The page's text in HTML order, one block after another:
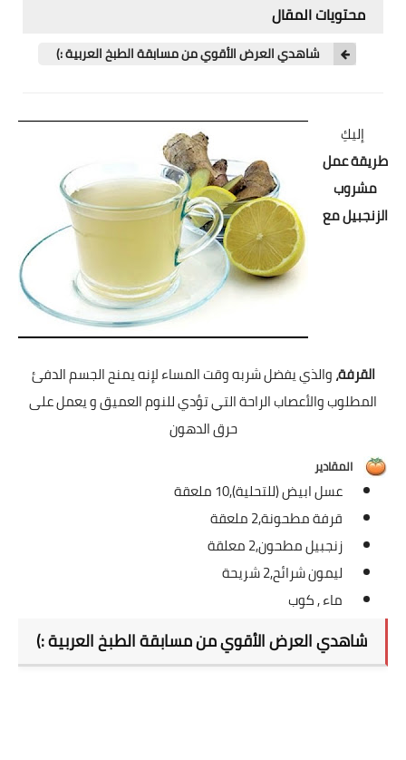
سلطات
مخبوزات
أطباق أطفال
أطباق بحرية
وصفات حصرية
وصفات فيديو
الريجيم والرشاقة
العناية بالبشرة
اطباق وأعياد
مشروب وحلا
محتويات المقال
شاهدي العرض الأقوي من مسابقة الطبخ العربية :)
إليكِ
طريقة عمل
مشروب
الزنجبيل مع
القرفة،والذي يفضل شربه وقت المساء لإنه يمنح الجسم الدفئ
المطلوب والأعصاب الراحة التي تؤدي للنوم العميق و يعمل على
حرق الدهون
المقادير
عسل ابيض (للتحلية),10 ملعقة
قرفة مطحونة,2 ملعقة
زنجبيل مطحون,2 معلقة
ليمون شرائح,2 شريحة
ماء ,كوب
شاهدي العرض الأقوي من مسابقة الطبخ العربية :)